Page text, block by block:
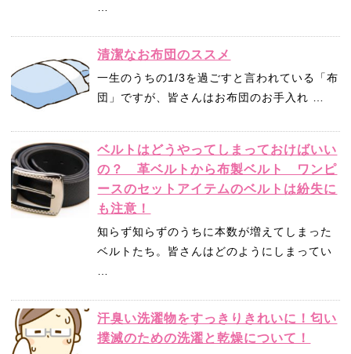
清潔なお布団のススメ
一生のうちの1/3を過ごすと言われている「布
団」ですが、皆さんはお布団のお手入れ …
ベルトはどうやってしまっておけばいい
の？ 革ベルトから布製ベルト ワンピ
ースのセットアイテムのベルトは紛失に
も注意！
知らず知らずのうちに本数が増えてしまった
ベルトたち。皆さんはどのようにしまってい
汗臭い洗濯物をすっきりきれいに！匂い
撲滅のための洗濯と乾燥について！